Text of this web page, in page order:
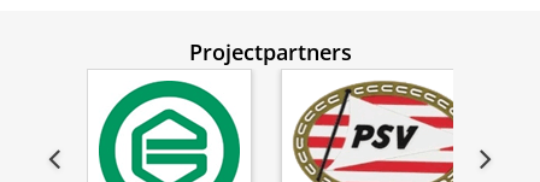
Projectpartners